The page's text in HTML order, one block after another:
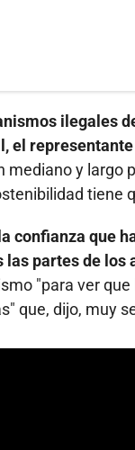
ilegales
representante
mediano y largo
tiene
confianza que
partes de los
"para ver
que, dijo, muy